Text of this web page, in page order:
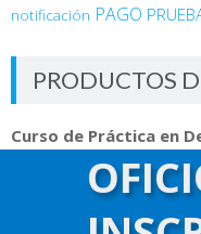
notificación PAGO
PRODUCTOS
Curso de Práctica en
$14,800.00
Curso de Asistente